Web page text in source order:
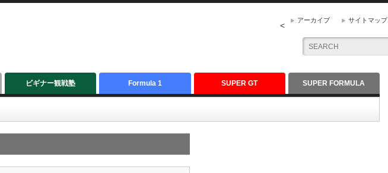
アーカイブ サイトマップ
<
ビギナー観戦塾 Formula 1 SUPER GT SUPER FORMULA